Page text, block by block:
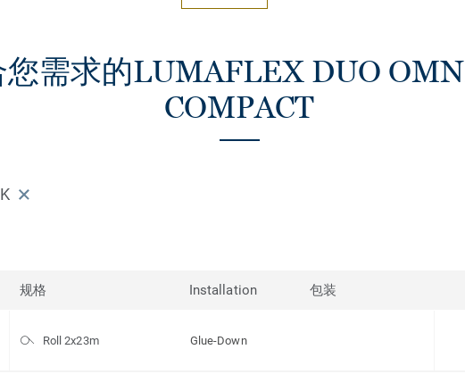
需求的LUMAFLEX DUO
COMPACT
规格 Installation 包装
Roll 2x23m Glue-Down